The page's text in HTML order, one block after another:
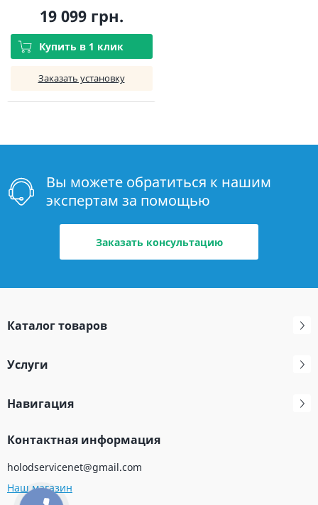
19 099 грн.
Купить в 1 клик
Заказать установку
Вы можете обратиться к нашим
экспертам за помощью
Заказать консультацию
Каталог товаров
Услуги
Навигация
Контактная информация
holodservicenet@gmail.com
Наш магазин